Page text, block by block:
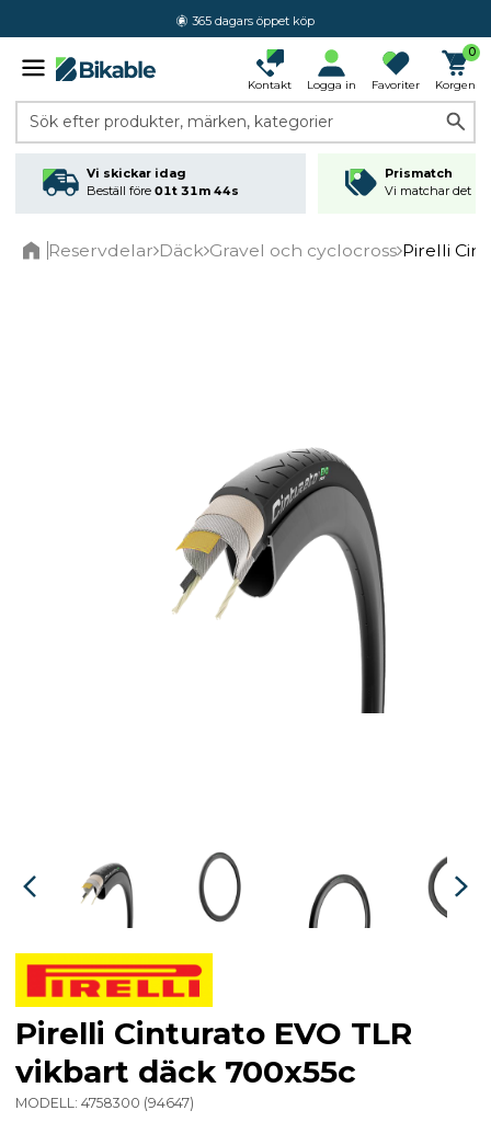
365 dagars öppet köp
Kontakt Logga in Favoriter
0
Korgen
Sök efter produkter, märken, kategorier
Vi skickar idag
Beställ före 01t 31m 44s
Prismatch
Vi matchar det
Reservdelar Däck Gravel och cyclocross Pirelli
Pirelli Cinturato EVO TLR
vikbart däck 700x55c
MODELL: 4758300 (94647)